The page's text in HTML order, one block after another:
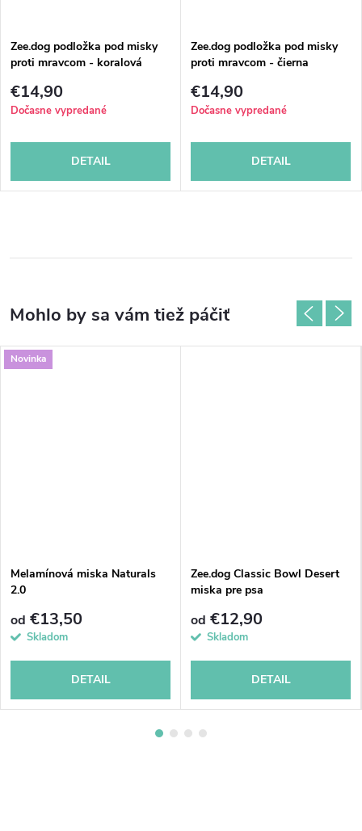
Zee.dog podložka pod misky
proti mravcom - koralová
€14,90
Dočasne vypredané
DETAIL
Zee.dog podložka pod misky
proti mravcom - čierna
€14,90
Dočasne vypredané
DETAIL
Novinka
Melamínová miska Naturals
2.0
od €13,50
Skladom
DETAIL
Zee.dog Classic Bowl Desert
miska pre psa
od €12,90
Skladom
DETAIL